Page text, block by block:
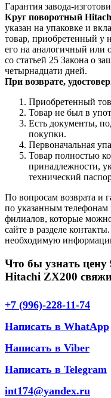
Гарантия завода-
Круг поворотный
указан на упаковке и
товар, приобретенный у
его на аналогичный или
со статьей 25 Закона о
четырнадцати дней.
При возврате,
Приобретенный
Товар не был в
Есть документы,
покупки.
Первоначальная
Товар полностью
принадлежности,
технический
По вопросам возврата и
по указанным
филиалов, которые
сайте в разделе
необходимую
Что бы узнать
Hitachi ZX200
+7 (996)-228-11-74
Написать в WhatApp
Написать в Viber
Написать в Telegram
int174@yandex.ru